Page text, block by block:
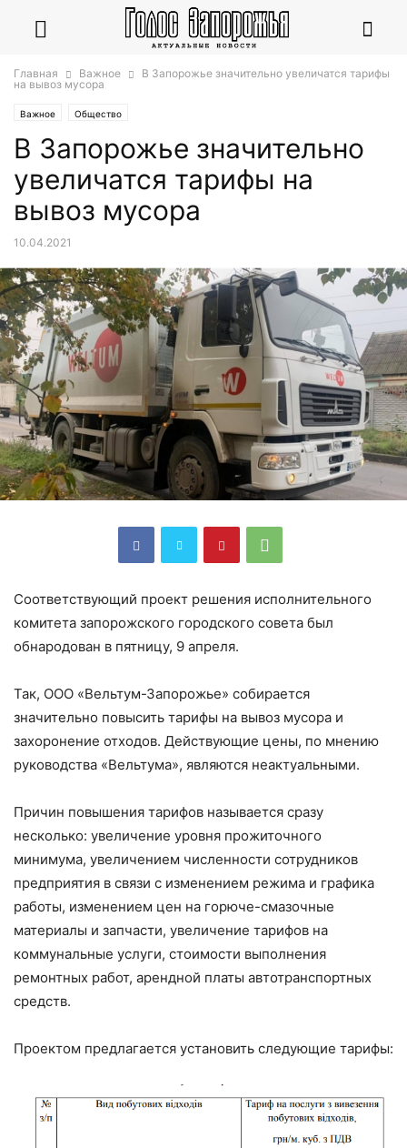
Главная Важное
В Запорожье значительно увеличатся тарифы
на вывоз мусора
Важное Общество
В Запорожье значительно
увеличатся тарифы на
вывоз мусора
10.04.2021
Соответствующий проект решения исполнительного
комитета запорожского городского совета был
обнародован в пятницу, 9 апреля.
Так, ООО «Вельтум-Запорожье» собирается
значительно повысить тарифы на вывоз мусора и
захоронение отходов. Действующие цены, по мнению
руководства «Вельтума», являются неактуальными.
Причин повышения тарифов называется сразу
несколько: увеличение уровня прожиточного
минимума, увеличением численности сотрудников
предприятия в связи с изменением режима и графика
работы, изменением цен на горюче-смазочные
материалы и запчасти, увеличение тарифов на
коммунальные услуги, стоимости выполнения
ремонтных работ, арендной платы автотранспортных
средств.
Проектом предлагается установить следующие тарифы: